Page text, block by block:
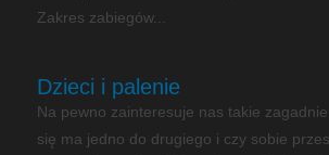
Zakres zabiegów...
Dzieci i palenie
Na pewno zainteresuje nas takie
się ma jedno do drugiego i czy sobie